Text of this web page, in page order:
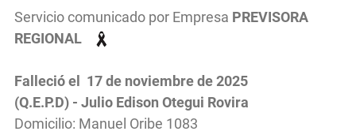
Servicio comunicado por Empresa PREVISORA
REGIONAL
Falleció el 17 de noviembre de 2025
(Q.E.P.D) - Julio Edison Otegui Rovira
Domicilio: Manuel Oribe 1083